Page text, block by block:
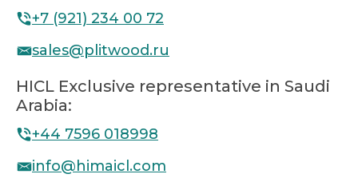
+7 (921) 234 00 72
sales@plitwood.ru
HICL Exclusive representative in Saudi
Arabia:
+44 7596 018998
info@himaicl.com